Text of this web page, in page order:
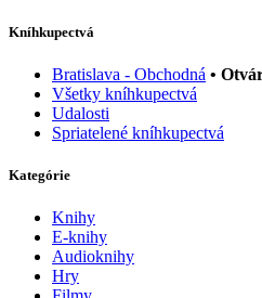
Kníhkupectvá
Bratislava - Obchodná •
Všetky kníhkupectvá
Udalosti
Spriatelené kníhkupectvá
Kategórie
Knihy
E-knihy
Audioknihy
Hry